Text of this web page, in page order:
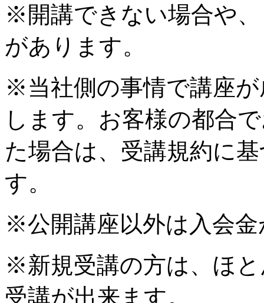
※開講できない場合や
があります。
※当社側の事情で講座
します。お客様の都合
た場合は、受講規約に
す。
※公開講座以外は入会
※新規受講の方は、ほ
受講が出来ます。